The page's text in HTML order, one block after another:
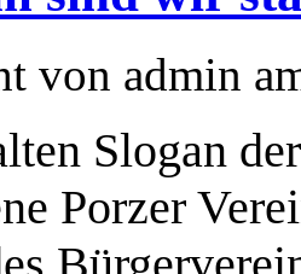
von admin
Slogan
Porzer